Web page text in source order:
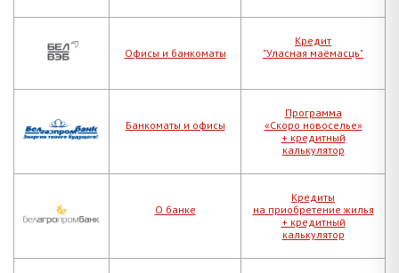
Офисы и банкоматы
Кредит
"Уласная маёмасць"
Банкоматы и офисы
Программа
«Скоро новоселье»
+ кредитный
калькулятор
О банке
Кредиты
на приобретение жилья
+ кредитный
калькулятор